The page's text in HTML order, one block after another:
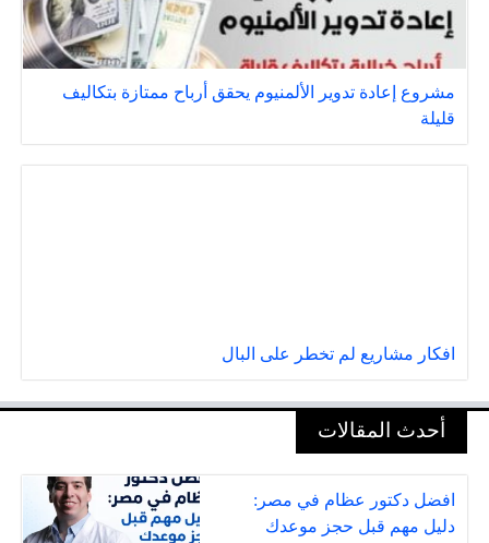
مشروع إعادة تدوير الألمنيوم يحقق أرباح ممتازة بتكاليف
قليلة
افكار مشاريع لم تخطر على البال
أحدث المقالات
افضل دكتور عظام في مصر:
دليل مهم قبل حجز موعدك